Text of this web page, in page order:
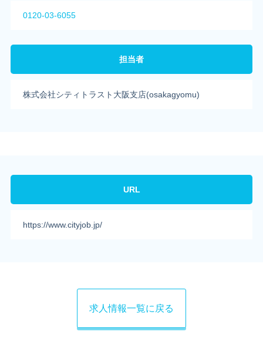
0120-03-6055
担当者
株式会社シティトラスト大阪支店(osakagyomu)
URL
https://www.cityjob.jp/
求人情報一覧に戻る